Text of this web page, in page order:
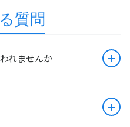
質問
れませんか